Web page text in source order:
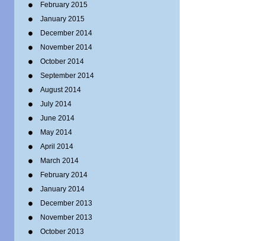
February 2015
January 2015
December 2014
November 2014
October 2014
September 2014
August 2014
July 2014
June 2014
May 2014
April 2014
March 2014
February 2014
January 2014
December 2013
November 2013
October 2013